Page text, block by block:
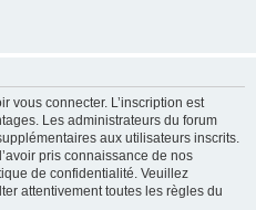
vous connecter. L’inscription est
Les administrateurs du forum
aux utilisateurs inscrits.
pris connaissance de nos
de confidentialité. Veuillez
attentivement toutes les règles du